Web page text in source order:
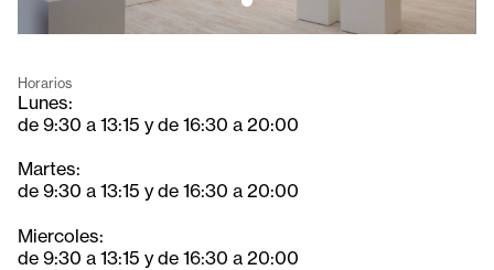
Horarios
Lunes:
de 9:30 a 13:15 y de 16:30 a 20:00
Martes:
de 9:30 a 13:15 y de 16:30 a 20:00
Miercoles:
de 9:30 a 13:15 y de 16:30 a 20:00